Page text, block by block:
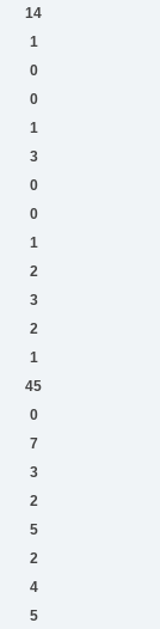
14
1
0
0
1
3
0
0
1
2
3
2
1
45
0
7
3
2
5
2
4
5